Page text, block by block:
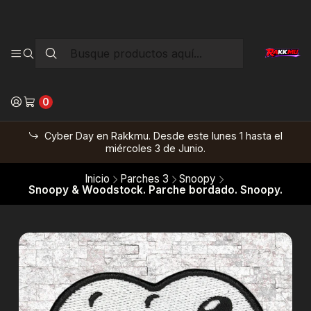
0
Cyber Day en Rakkmu. Desde este lunes 1 hasta el
miércoles 3 de Junio.
Inicio Parches 3
Snoopy
Snoopy & Woodstock. Parche bordado. Snoopy.